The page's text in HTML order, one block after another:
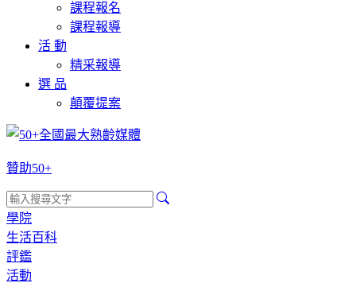
課程報名
課程報導
活 動
精采報導
選 品
顛覆提案
贊助50+
學院
生活百科
評鑑
活動